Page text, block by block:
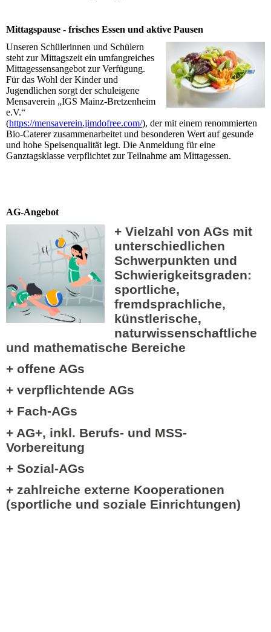
Mittagspause - frisches Essen und aktive Pausen
Unseren Schülerinnen und Schülern
steht zur Mittagszeit ein umfangreiches
Mittagessensangebot zur Verfügung.
Für das Wohl der Kinder und
Jugendlichen sorgt der schuleigene
Mensaverein „IGS Mainz-Bretzenheim
e.V.“
(https://mensaverein.jimdofree.com/), der mit einem renommierten
Bio-Caterer zusammenarbeitet und besonderen Wert auf gesunde
und hohe Speisenqualität legt. Die Anmeldung für eine
Ganztagsklasse verpflichtet zur Teilnahme am Mittagessen.
AG-Angebot
+ Vielzahl von AGs mit
unterschiedlichen
Schwerpunkten und
Schwierigkeitsgraden:
sportliche,
fremdsprachliche,
künstlerische,
naturwissenschaftliche
und mathematische Bereiche
+ offene AGs
+ verpflichtende AGs
+ Fach-AGs
+ AG+, inkl. Berufs- und MSS-
Vorbereitung
+ Sozial-AGs
+ zahlreiche externe Kooperationen
(sportliche und soziale Einrichtungen)